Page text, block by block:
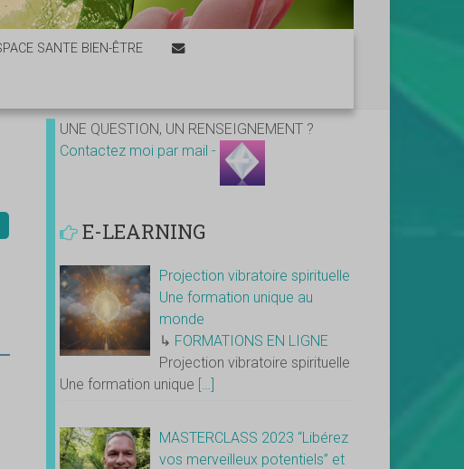
SANTE BIEN-ÊTRE
UNE QUESTION, UN RENSEIGNEMENT ?
Contactez moi par mail -
E-LEARNING
Projection vibratoire spirituelle
Une formation unique au
monde
↳ FORMATIONS EN LIGNE
Projection vibratoire spirituelle
Une formation unique […]
MASTERCLASS 2023 “Libérez
vos merveilleux potentiels” et